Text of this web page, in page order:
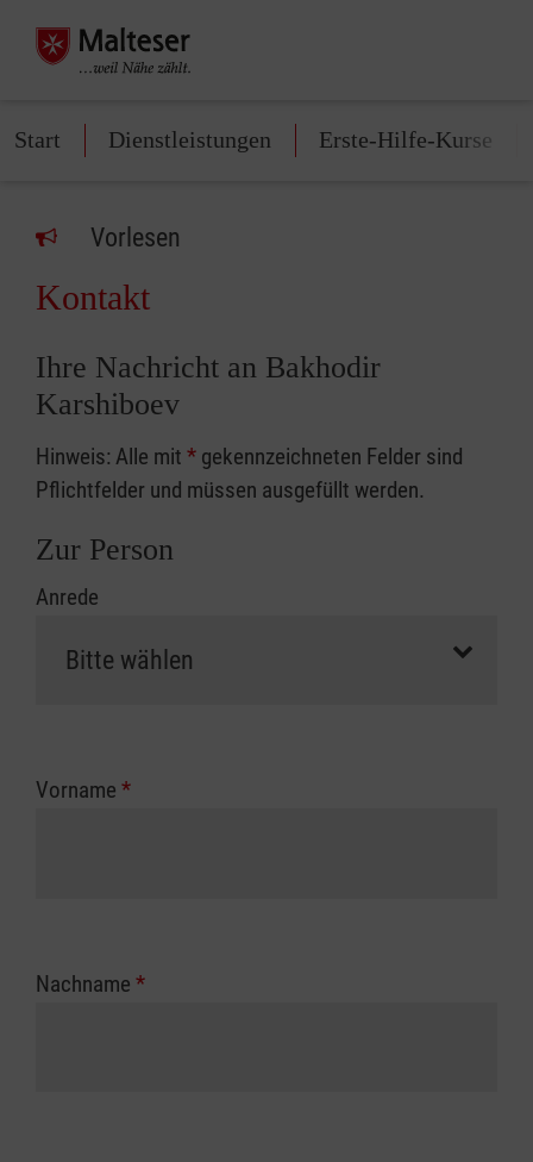
Start Dienstleistungen Erste-Hilfe-Kurse
Vorlesen
Kontakt
Ihre Nachricht an Bakhodir
Karshiboev
Hinweis: Alle mit * gekennzeichneten Felder sind
Pflichtfelder und müssen ausgefüllt werden.
Zur Person
Anrede
Vorname *
Nachname *